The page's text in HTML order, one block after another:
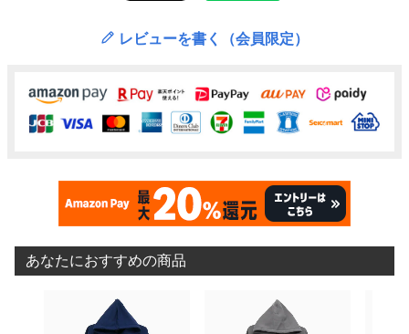
レビューを書く（会員限定）
あなたにおすすめの商品